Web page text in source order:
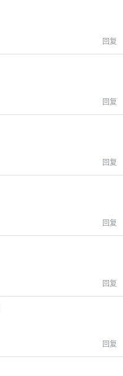
回复
回复
回复
回复
回复
回复